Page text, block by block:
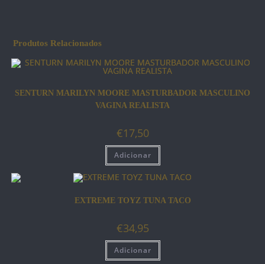
Produtos Relacionados
SENTURN MARILYN MOORE MASTURBADOR MASCULINO
VAGINA REALISTA
€17,50
Adicionar
EXTREME TOYZ TUNA TACO
€34,95
Adicionar